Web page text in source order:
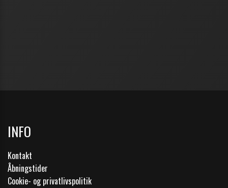
INFO
Kontakt
Åbningstider
Cookie- og privatlivspolitik